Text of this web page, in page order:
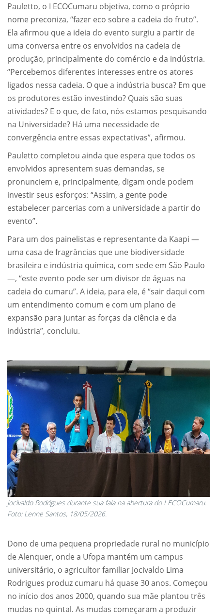
Pauletto, o I ECOCumaru objetiva, como o próprio
nome preconiza, “fazer eco sobre a cadeia do fruto”.
Ela afirmou que a ideia do evento surgiu a partir de
uma conversa entre os envolvidos na cadeia de
produção, principalmente do comércio e da indústria.
“Percebemos diferentes interesses entre os atores
ligados nessa cadeia. O que a indústria busca? Em que
os produtores estão investindo? Quais são suas
atividades? E o que, de fato, nós estamos pesquisando
na Universidade? Há uma necessidade de
convergência entre essas expectativas”, afirmou.
Pauletto completou ainda que espera que todos os
envolvidos apresentem suas demandas, se
pronunciem e, principalmente, digam onde podem
investir seus esforços: “Assim, a gente pode
estabelecer parcerias com a universidade a partir do
evento”.
Para um dos painelistas e representante da Kaapi —
uma casa de fragrâncias que une biodiversidade
brasileira e indústria química, com sede em São Paulo
—, “este evento pode ser um divisor de águas na
cadeia do cumaru”. A ideia, para ele, é “sair daqui com
um entendimento comum e com um plano de
expansão para juntar as forças da ciência e da
indústria”, concluiu.
Jocivaldo Rodrigues durante sua fala na abertura do I ECOCumaru.
Foto: Lenne Santos, 18/05/2026.
Dono de uma pequena propriedade rural no município
de Alenquer, onde a Ufopa mantém um campus
universitário, o agricultor familiar Jocivaldo Lima
Rodrigues produz cumaru há quase 30 anos. Começou
no início dos anos 2000, quando sua mãe plantou três
mudas no quintal. As mudas começaram a produzir